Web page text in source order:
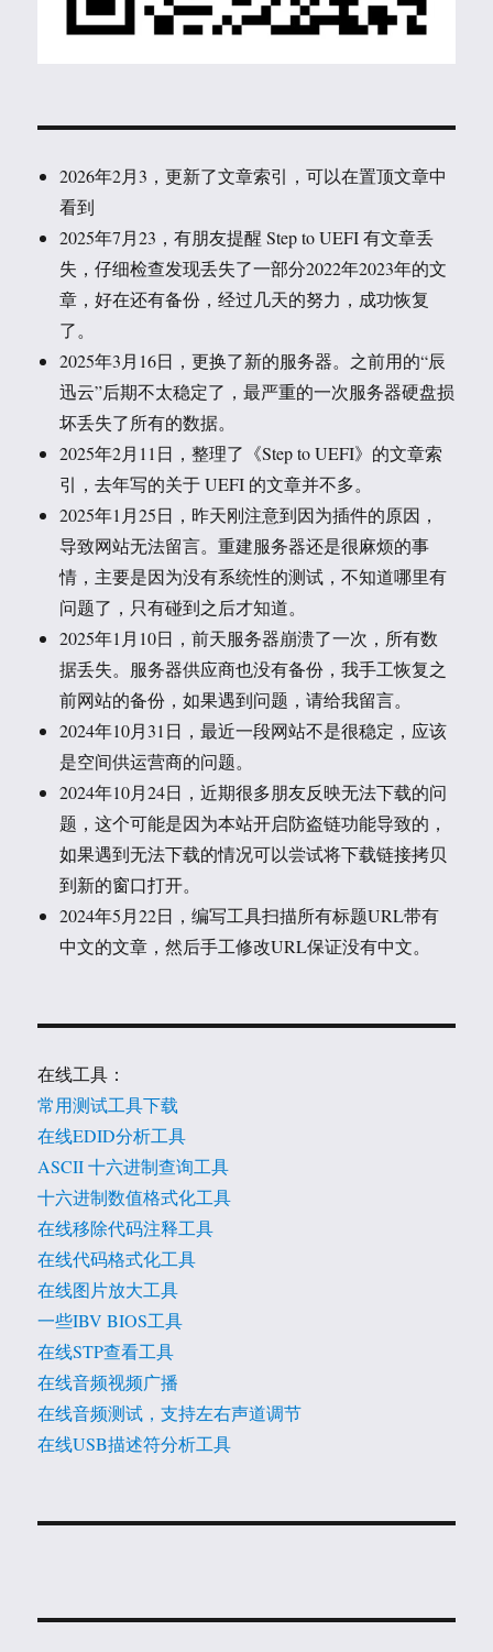
2026年2月3，更新了文章索引，可以在置顶文章中
看到
2025年7月23，有朋友提醒 Step to UEFI 有文章丢
失，仔细检查发现丢失了一部分2022年2023年的文
章，好在还有备份，经过几天的努力，成功恢复
了。
2025年3月16日，更换了新的服务器。之前用的“辰
迅云”后期不太稳定了，最严重的一次服务器硬盘损
坏丢失了所有的数据。
2025年2月11日，整理了《Step to UEFI》的文章索
引，去年写的关于 UEFI 的文章并不多。
2025年1月25日，昨天刚注意到因为插件的原因，
导致网站无法留言。重建服务器还是很麻烦的事
情，主要是因为没有系统性的测试，不知道哪里有
问题了，只有碰到之后才知道。
2025年1月10日，前天服务器崩溃了一次，所有数
据丢失。服务器供应商也没有备份，我手工恢复之
前网站的备份，如果遇到问题，请给我留言。
2024年10月31日，最近一段网站不是很稳定，应该
是空间供运营商的问题。
2024年10月24日，近期很多朋友反映无法下载的问
题，这个可能是因为本站开启防盗链功能导致的，
如果遇到无法下载的情况可以尝试将下载链接拷贝
到新的窗口打开。
2024年5月22日，编写工具扫描所有标题URL带有
中文的文章，然后手工修改URL保证没有中文。
在线工具：
常用测试工具下载
在线EDID分析工具
ASCII 十六进制查询工具
十六进制数值格式化工具
在线移除代码注释工具
在线代码格式化工具
在线图片放大工具
一些IBV BIOS工具
在线STP查看工具
在线音频视频广播
在线音频测试，支持左右声道调节
在线USB描述符分析工具